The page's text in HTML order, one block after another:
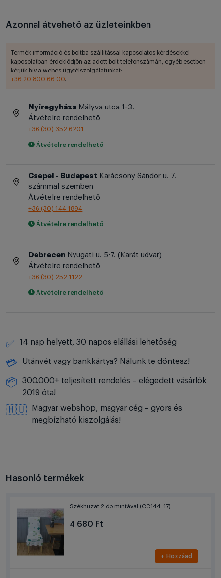
Azonnal átvehető az üzleteinkben
Termék információ és boltba szállítással kapcsolatos kérdésekkel
kapcsolatban érdeklődjön az adott bolt telefonszámán, egyéb esetben
kérjük hívja webes ügyfélszolgálatunkat:
+36 20 800 66 00.
Nyíregyháza Mályva utca 1-3.
Átvételre rendelhető
+36 (30) 352 6201
Átvételre rendelhető
Csepel - Budapest Karácsony Sándor u. 7.
számmal szemben
Átvételre rendelhető
+36 (30) 144 1894
Átvételre rendelhető
Debrecen Nyugati u. 5-7. (Karát udvar)
Átvételre rendelhető
+36 (30) 252 1122
Átvételre rendelhető
✅ 14 nap helyett, 30 napos elállási lehetőség
💳 Utánvét vagy bankkártya? Nálunk te döntesz!
📦
300.000+ teljesített rendelés – elégedett vásárlók
2019 óta!
🇭🇺
Magyar webshop, magyar cég – gyors és
megbízható kiszolgálás!
Hasonló termékek
Székhuzat 2 db mintával (CC144-17)
4 680 Ft
+ Hozzáad